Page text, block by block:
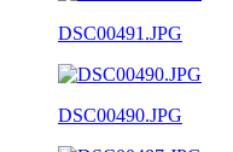
DSC00491.JPG
DSC00490.JPG